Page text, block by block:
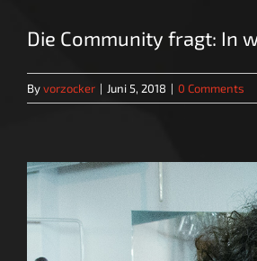
Die Community fragt: In
Byvorzocker | Juni 5, 2018 | 0 Comments